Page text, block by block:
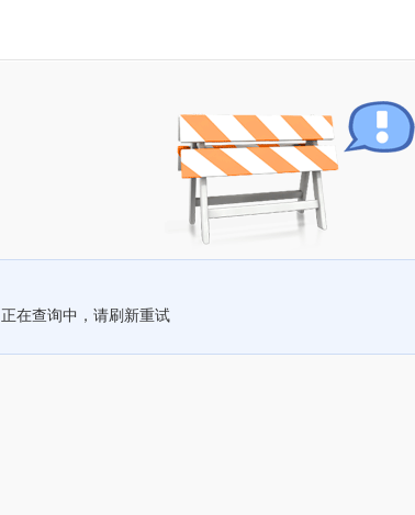
正在查询中，请刷新重试